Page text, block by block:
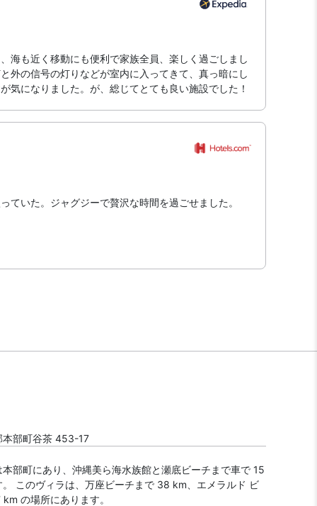
海も近く移動にも便利で家族全員、楽しく過ごしまし
外の信号の灯りなどが室内に入ってきて、真っ暗にし
気になりました。が、総じてとても良い施設でした！
ていた。ジャグジーで贅沢な時間を過ごせました。
本部町谷茶 453-17
本部町にあり、沖縄美ら海水族館と瀬底ビーチまで車で 15
。 このヴィラは、万座ビーチまで 38 km、エメラルド ビ
の場所にあります。